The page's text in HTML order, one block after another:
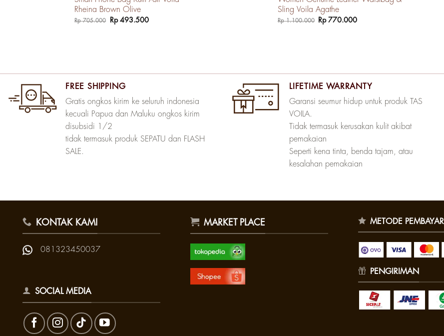
Rheina Brown Olive
Rp705.000
Harga
aslinya
Rp493.500Harga
Sling Voila Agathe
Rp1.100.000
Harga
aslinya
Rp770.000Harga
FREE SHIPPING
Gratis ongkos kirim ke seluruh indonesia
kecuali Papua dan Maluku ongkos kirim
disubsidi 1/2
tidak termasuk produk SEPATU dan FLASH
SALE.
LIFETIME WARRANTY
Garansi seumur hidup untuk produk TAS
VOILA.
Tidak termasuk kerusakan kulit akibat
pemakaian
Seperti kena tinta, benda tajam, atau
kesalahan pemakaian
KONTAK KAMI
081323450037
SOCIAL MEDIA
MARKET PLACE METODE
PENGIRIMAN